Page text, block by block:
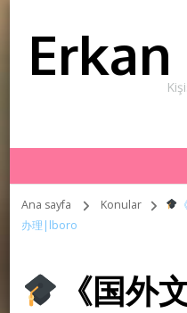
Ana sayfa Konular
办理|lboro
《国外